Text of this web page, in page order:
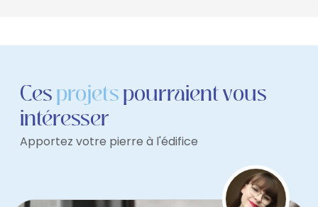
Cesprojetspourraient vous
intéresser
Apportez votre pierre à l'édifice